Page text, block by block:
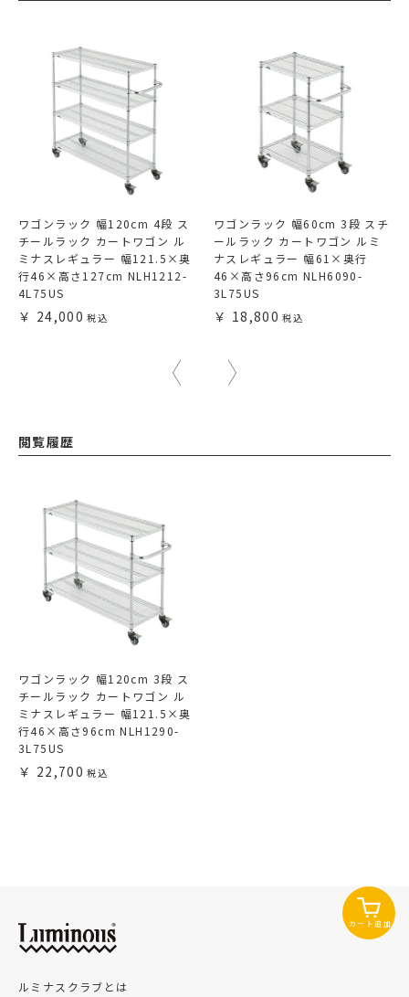
ワゴンラック 幅120cm 4段 ス
チールラック カートワゴン ル
ミナスレギュラー 幅121.5×奥
行46×高さ127cm NLH1212-
4L75US
24,000
ワゴンラック 幅60cm 3段 スチ
ールラック カートワゴン ルミ
ナスレギュラー 幅61×奥行
46×高さ96cm NLH6090-
3L75US
18,800
閲覧履歴
ワゴンラック 幅120cm 3段 ス
チールラック カートワゴン ル
ミナスレギュラー 幅121.5×奥
行46×高さ96cm NLH1290-
3L75US
22,700
カート追加
ルミナスクラブとは